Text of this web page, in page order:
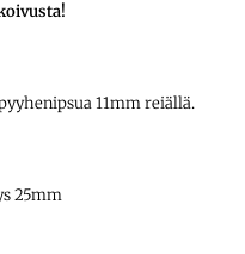
11mm reiällä.
25mm